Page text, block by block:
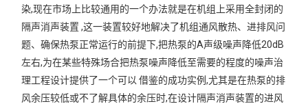
染,现在市场上比较通用的一个办法就是在机组上采用全封闭的
隔声消声装置 ,这一装置较好地解决了机组通风散热、进排风问
题、确保热泵正常运行的前提下,把热泵的A声级噪声降低20dB
左右,为在某些特殊场合把热泵噪声降低至需要的程度的噪声治
理工程设计提供了一个可以 借鉴的成功实例,尤其是在热泵的排
风余压较低或不了解具体的余压时,在设计隔声消声装置的进风